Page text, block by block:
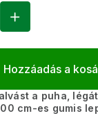
Hozzáadás a
a puha,
cm-es gumis